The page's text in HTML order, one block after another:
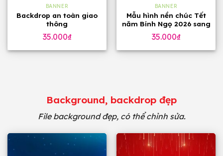
BANNER
Backdrop an toàn giao
thông
35.000₫
BANNER
Mẫu hình nền chúc Tết
năm Bính Ngọ 2026 sang
trọng
35.000₫
Background, backdrop đẹp
File background đẹp, có thể chỉnh sửa.